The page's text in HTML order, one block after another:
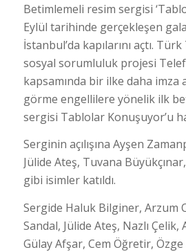
Betimlemeli resim sergisi
Eylül tarihinde gerçekleşen
İstanbul’da kapılarını açtı.
sosyal sorumluluk projesi
kapsamında bir ilke daha imza
görme engellilere yönelik ilk
sergisi Tablolar Konuşuyor’u
Serginin açılışına Ayşen
Jülide Ateş, Tuvana
gibi isimler katıldı.
Sergide Haluk Bilginer, Arzum
Sandal, Jülide Ateş, Nazlı
Gülay Afşar, Cem Öğretir,